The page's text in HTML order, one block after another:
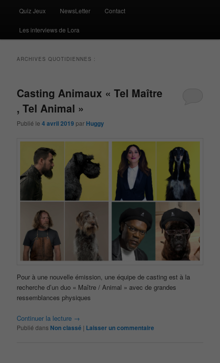
Quiz Jeux NewsLetter Contact
Les interviews de Lora
ARCHIVES QUOTIDIENNES :
Casting Animaux « Tel Maître
, Tel Animal »
Publié le4 avril 2019 par Huggy
Pour à une nouvelle émission, une équipe de casting est à la
recherche d’un duo « Maître / Animal » avec de grandes
ressemblances physiques
Continuer la lecture →
Publié dans Non classé | Laisser un commentaire